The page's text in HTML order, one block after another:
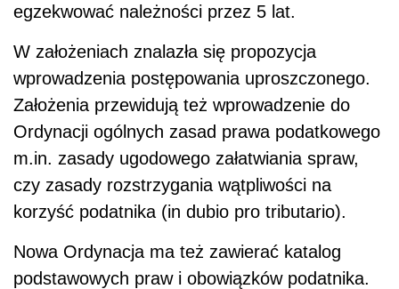
egzekwować należności przez 5 lat.
W założeniach znalazła się propozycja
wprowadzenia postępowania uproszczonego.
Założenia przewidują też wprowadzenie do
Ordynacji ogólnych zasad prawa podatkowego
m.in. zasady ugodowego załatwiania spraw,
czy zasady rozstrzygania wątpliwości na
korzyść podatnika (in dubio pro tributario).
Nowa Ordynacja ma też zawierać katalog
podstawowych praw i obowiązków podatnika.